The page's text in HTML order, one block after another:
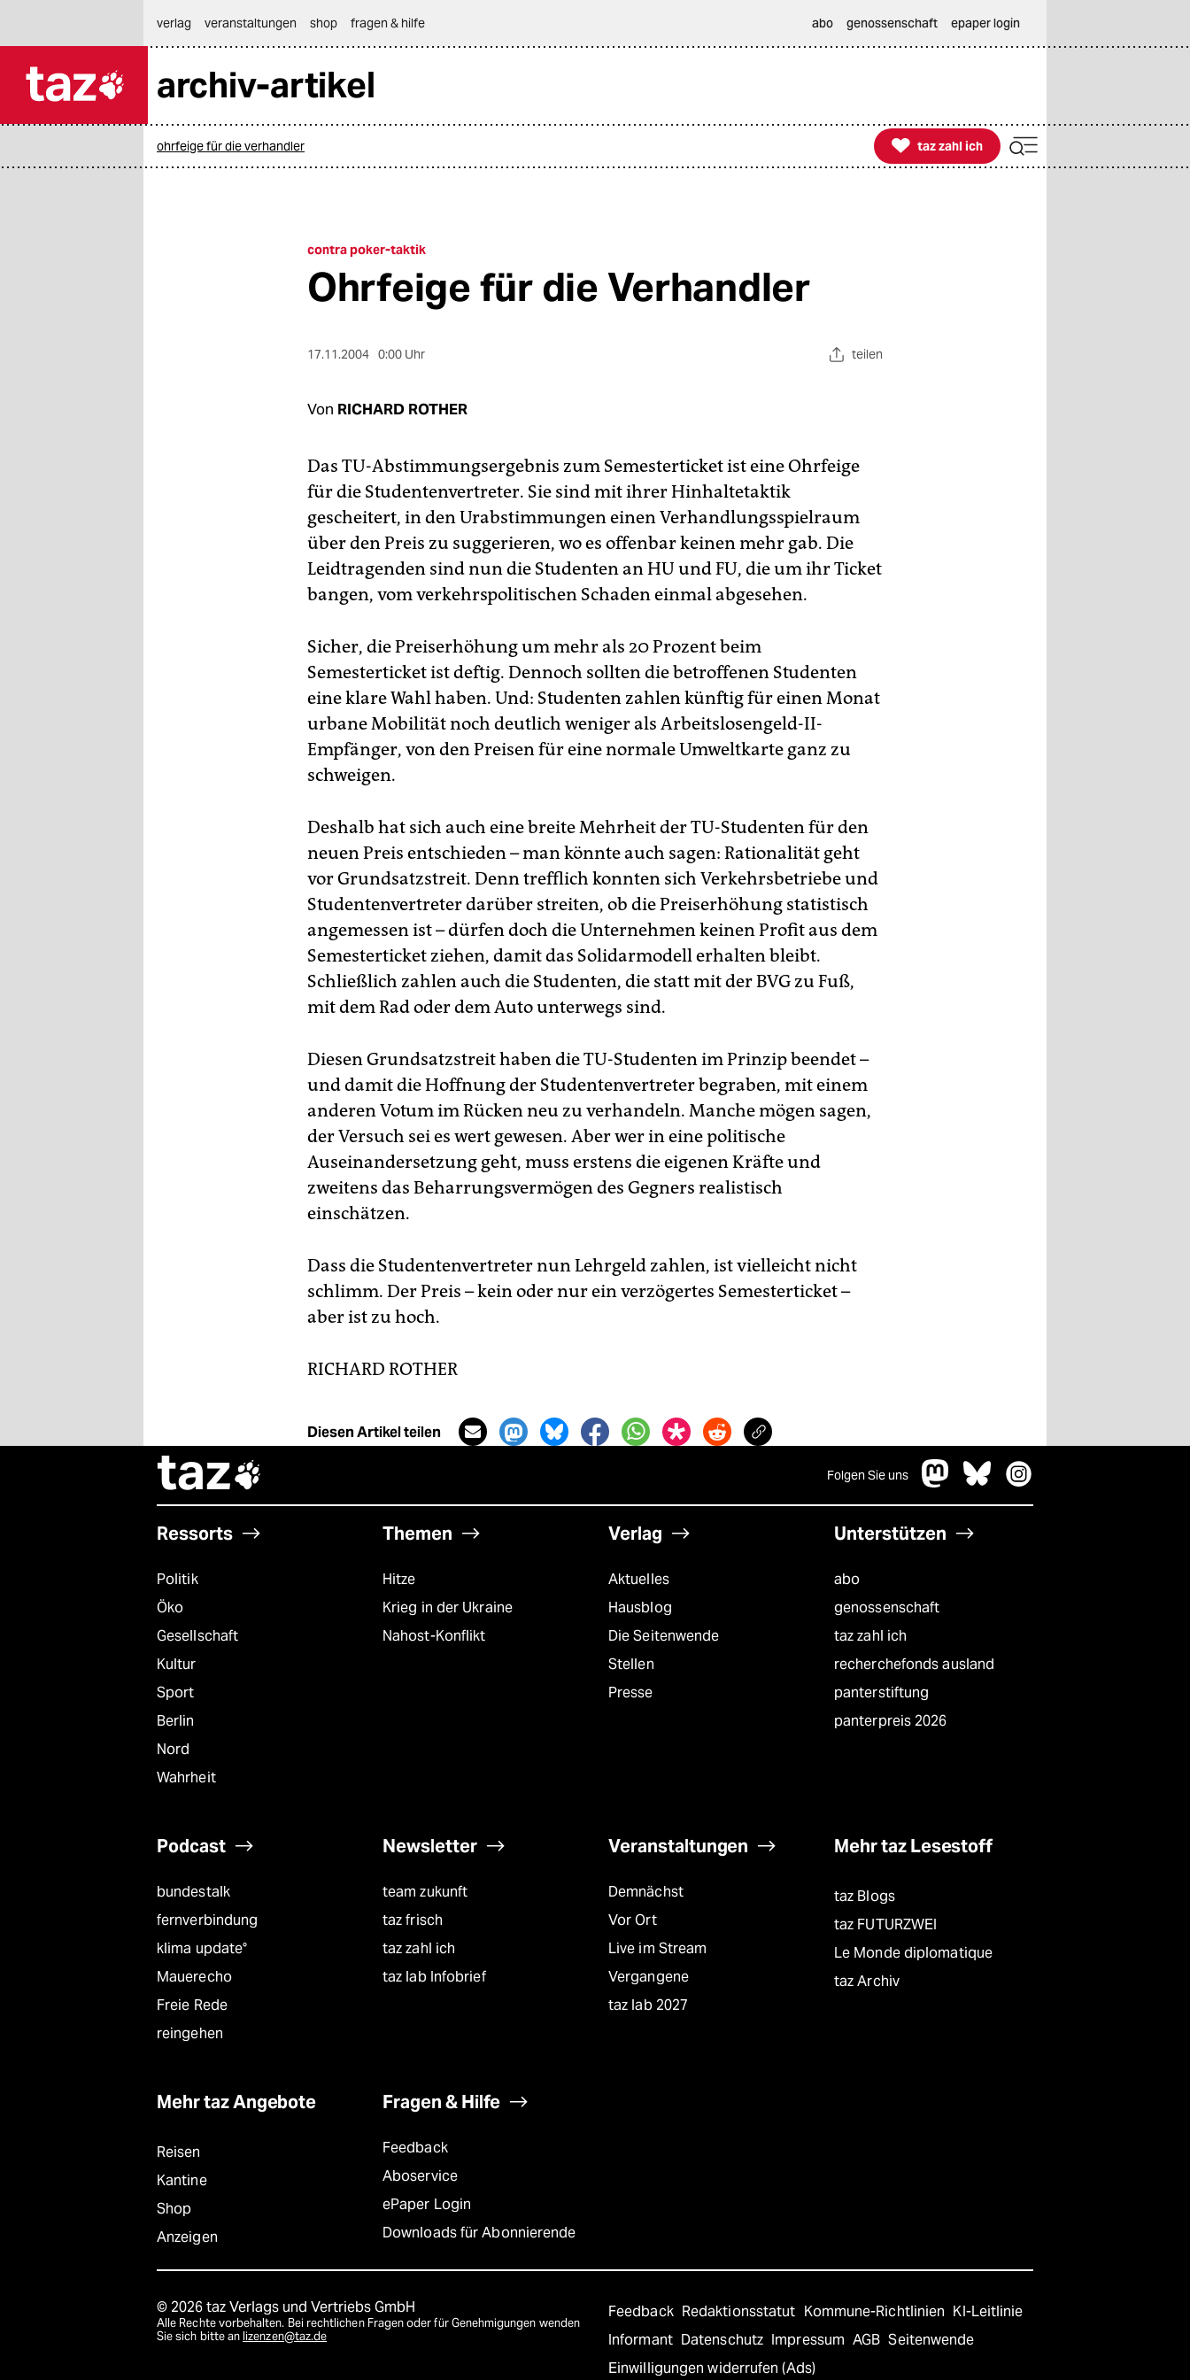
themen
verlag
veranstaltungen shop fragen & hilfe abo genossenschaft epaper login
archiv-artikel
ohrfeige für die verhandler 
taz zahl ich
taz zahl ich
contra poker-taktik
Ohrfeige für die Verhandler
17.11.2004 0:00 Uhr teilen
Von RICHARD ROTHER
Das TU-Abstimmungsergebnis zum Semesterticket ist eine Ohrfeige
für die Studentenvertreter. Sie sind mit ihrer Hinhaltetaktik
gescheitert, in den Urabstimmungen einen Verhandlungsspielraum
über den Preis zu suggerieren, wo es offenbar keinen mehr gab. Die
Leidtragenden sind nun die Studenten an HU und FU, die um ihr Ticket
bangen, vom verkehrspolitischen Schaden einmal abgesehen.
Sicher, die Preiserhöhung um mehr als 20 Prozent beim
Semesterticket ist deftig. Dennoch sollten die betroffenen Studenten
eine klare Wahl haben. Und: Studenten zahlen künftig für einen Monat
urbane Mobilität noch deutlich weniger als Arbeitslosengeld-II-
Empfänger, von den Preisen für eine normale Umweltkarte ganz zu
schweigen.
Deshalb hat sich auch eine breite Mehrheit der TU-Studenten für den
neuen Preis entschieden – man könnte auch sagen: Rationalität geht
vor Grundsatzstreit. Denn trefflich konnten sich Verkehrsbetriebe und
Studentenvertreter darüber streiten, ob die Preiserhöhung statistisch
angemessen ist – dürfen doch die Unternehmen keinen Profit aus dem
Semesterticket ziehen, damit das Solidarmodell erhalten bleibt.
Schließlich zahlen auch die Studenten, die statt mit der BVG zu Fuß,
mit dem Rad oder dem Auto unterwegs sind.
Diesen Grundsatzstreit haben die TU-Studenten im Prinzip beendet –
und damit die Hoffnung der Studentenvertreter begraben, mit einem
anderen Votum im Rücken neu zu verhandeln. Manche mögen sagen,
der Versuch sei es wert gewesen. Aber wer in eine politische
Auseinandersetzung geht, muss erstens die eigenen Kräfte und
zweitens das Beharrungsvermögen des Gegners realistisch
einschätzen.
Dass die Studentenvertreter nun Lehrgeld zahlen, ist vielleicht nicht
schlimm. Der Preis – kein oder nur ein verzögertes Semesterticket –
aber ist zu hoch.
RICHARD ROTHER
Diesen Artikel teilen
taz Folgen Sie uns
Ressorts
Politik
Öko
Gesellschaft
Kultur
Sport
Berlin
Nord
Wahrheit
Themen
Hitze
Krieg in der Ukraine
Nahost-Konflikt
Verlag
Aktuelles
Hausblog
Die Seitenwende
Stellen
Presse
Unterstützen
abo
genossenschaft
taz zahl ich
recherchefonds ausland
panterstiftung
panterpreis 2026
Podcast
bundestalk
fernverbindung
klima update°
Mauerecho
Freie Rede
reingehen
Newsletter
team zukunft
taz frisch
taz zahl ich
taz lab Infobrief
Veranstaltungen
Demnächst
Vor Ort
Live im Stream
Vergangene
taz lab 2027
Mehr taz Lesestoff
taz Blogs
taz FUTURZWEI
Le Monde diplomatique
taz Archiv
Mehr taz Angebote
Reisen
Kantine
Shop
Anzeigen
Fragen & Hilfe
Feedback
Aboservice
ePaper Login
Downloads für Abonnierende
© 2026 taz Verlags und Vertriebs GmbH
Alle Rechte vorbehalten. Bei rechtlichen Fragen oder für Genehmigungen wenden
Sie sich bitte an lizenzen@taz.de
Feedback Redaktionsstatut Kommune-Richtlinien KI-Leitlinie
Informant Datenschutz Impressum AGB Seitenwende
Einwilligungen widerrufen (Ads)